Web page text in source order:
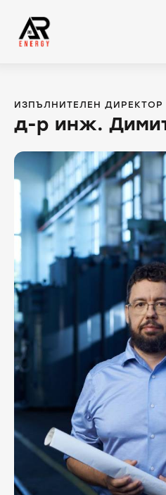
ИЗПЪЛНИТЕЛЕН ДИРЕКТОР
д-р инж.